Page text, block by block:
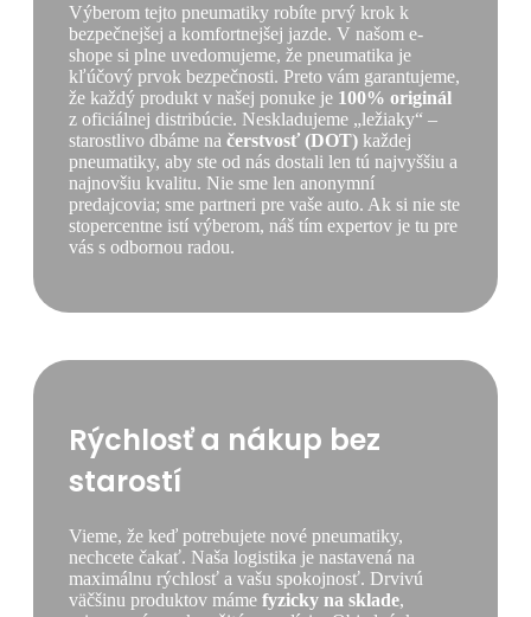
Výberom tejto pneumatiky robíte prvý krok k
bezpečnejšej a komfortnejšej jazde. V našom e-
shope si plne uvedomujeme, že pneumatika je
kľúčový prvok bezpečnosti. Preto vám garantujeme,
že každý produkt v našej ponuke je 100% originál
z oficiálnej distribúcie. Neskladujeme „ležiaky“ –
starostlivo dbáme na čerstvosť (DOT) každej
pneumatiky, aby ste od nás dostali len tú najvyššiu a
najnovšiu kvalitu. Nie sme len anonymní
predajcovia; sme partneri pre vaše auto. Ak si nie ste
stopercentne istí výberom, náš tím expertov je tu pre
vás s odbornou radou.
Rýchlosť a nákup bez
starostí
Vieme, že keď potrebujete nové pneumatiky,
nechcete čakať. Naša logistika je nastavená na
maximálnu rýchlosť a vašu spokojnosť. Drvivú
väčšinu produktov máme fyzicky na sklade,